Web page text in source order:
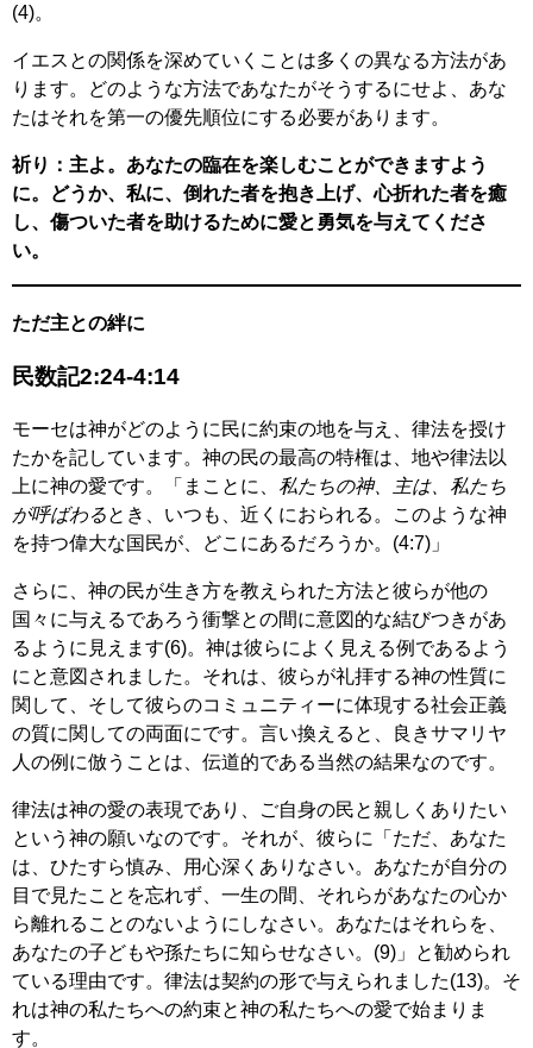
(4)。
イエスとの関係を深めていくことは多くの異なる方法があ
ります。どのような方法であなたがそうするにせよ、あな
たはそれを第一の優先順位にする必要があります。
祈り：主よ。あなたの臨在を楽しむことができますよう
に。どうか、私に、倒れた者を抱き上げ、心折れた者を癒
し、傷ついた者を助けるために愛と勇気を与えてくださ
い。
ただ主との絆に
民数記2:24-4:14
モーセは神がどのように民に約束の地を与え、律法を授け
たかを記しています。神の民の最高の特権は、地や律法以
上に神の愛です。「まことに、 私たちの神、主は、私たち
が呼ばわるとき、いつも、近くにおられる。このような神
を持つ偉大な国民が、どこにあるだろうか。(4:7)」
さらに、神の民が生き方を教えられた方法と彼らが他の
国々に与えるであろう衝撃との間に意図的な結びつきがあ
るように見えます(6)。神は彼らによく見える例であるよう
にと意図されました。それは、彼らが礼拝する神の性質に
関して、そして彼らのコミュニティーに体現する社会正義
の質に関しての両面にです。言い換えると、良きサマリヤ
人の例に倣うことは、伝道的である当然の結果なのです。
律法は神の愛の表現であり、ご自身の民と親しくありたい
という神の願いなのです。それが、彼らに「ただ、あなた
は、ひたすら慎み、用心深くありなさい。あなたが自分の
目で見たことを忘れず、一生の間、それらがあなたの心か
ら離れることのないようにしなさい。あなたはそれらを、
あなたの子どもや孫たちに知らせなさい。(9)」と勧められ
ている理由です。律法は契約の形で与えられました(13)。そ
れは神の私たちへの約束と神の私たちへの愛で始まりま
す。